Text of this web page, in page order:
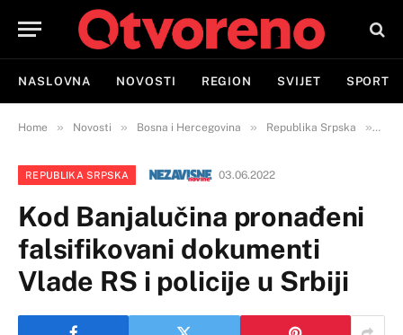
NASLOVNA NOVOSTI REGION SVIJET SPORT
Home » Novosti » Bosna i Hercegovina » Republika Srpska »
REPUBLIKA SRPSKA 03.06.2022
Kod Banjalučina pronađeni
falsifikovani dokumenti
Vlade RS i policije u Srbiji